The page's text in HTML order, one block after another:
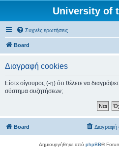
University of
Συχνές ερωτήσεις
Board
Διαγραφή cookies
Είστε σίγουρος (-η) ότι θέλετε να
σύστημα συζητήσεων;
Board Διαγραφή
Δημιουργήθηκε από phpBB®